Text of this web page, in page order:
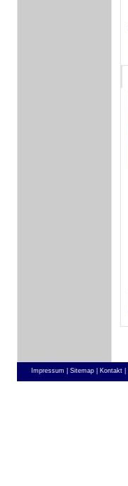
Impressum | Sitemap | Kontakt |